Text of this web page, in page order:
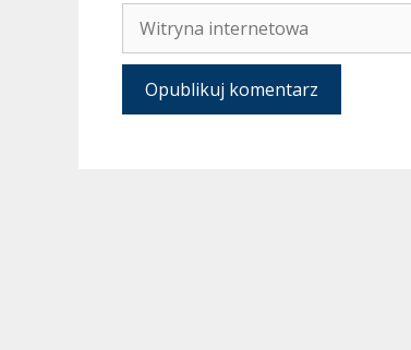
internetowa